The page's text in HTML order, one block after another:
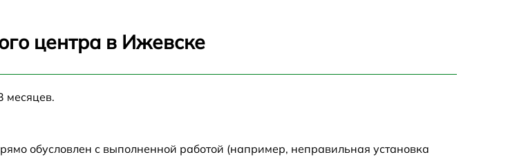
от 60 мин 1550 р
от 60 мин 650 р
центра в Ижевске
месяцев.
обусловлен с выполненной работой (например, неправильная установка